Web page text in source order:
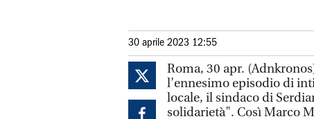
30 aprile 2023 12:55
Roma, 30 apr.
l’ennesimo episodio di
locale, il sindaco di
solidarietà". Così Marco